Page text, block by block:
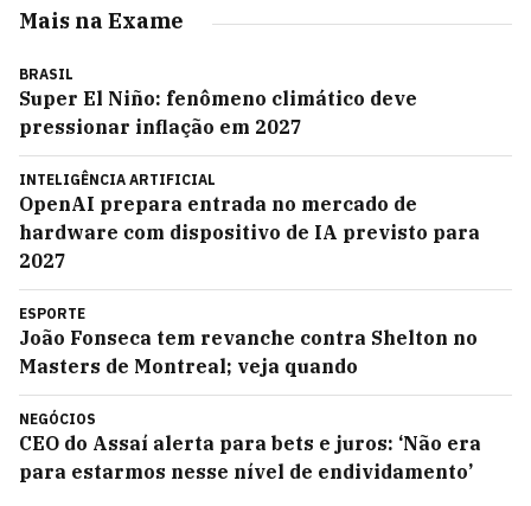
Mais na Exame
BRASIL
Super El Niño: fenômeno climático deve
pressionar inflação em 2027
INTELIGÊNCIA ARTIFICIAL
OpenAI prepara entrada no mercado de
hardware com dispositivo de IA previsto para
2027
ESPORTE
João Fonseca tem revanche contra Shelton no
Masters de Montreal; veja quando
NEGÓCIOS
CEO do Assaí alerta para bets e juros: ‘Não era
para estarmos nesse nível de endividamento’